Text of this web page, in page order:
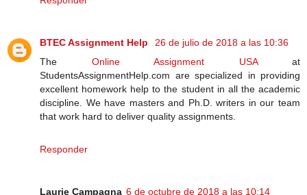
BTEC Assignment Help
26 de julio de 2018 a las 10:36
The Online Assignment USAat
StudentsAssignmentHelp.com are specialized in providing
excellent homework help to the student in all the academic
discipline. We have masters and Ph.D. writers in our team
that work hard to deliver quality assignments.
Responder
Laurie Campagna 6 de octubre de 2018 a las 10:14